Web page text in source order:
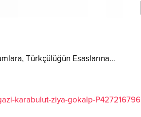
Türkçülüğün Esaslarına…
karabulut-ziya-gokalp-P427216796